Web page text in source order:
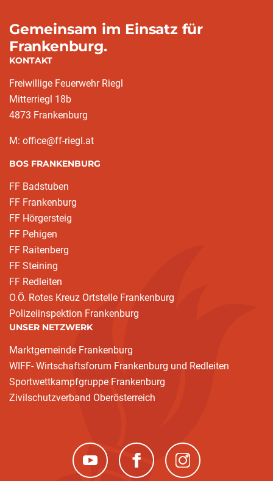
Gemeinsam im Einsatz für
Frankenburg.
KONTAKT
Freiwillige Feuerwehr Riegl
Mitterriegl 18b
4873 Frankenburg
M: office@ff-riegl.at
BOS FRANKENBURG
FF Badstuben
FF Frankenburg
FF Hörgersteig
FF Pehigen
FF Raitenberg
FF Steining
FF Redleiten
O.Ö. Rotes Kreuz Ortstelle Frankenburg
Polizeiinspektion Frankenburg
UNSER NETZWERK
Marktgemeinde Frankenburg
WIFF- Wirtschaftsforum Frankenburg und Redleiten
Sportwettkampfgruppe Frankenburg
Zivilschutzverband Oberösterreich
(neues Fenster)(neues Fenster)(neues Fenster)